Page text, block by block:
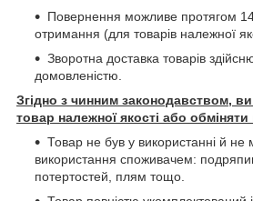
Повернення можливе протягом 14
отримання (для товарів належної
Зворотна доставка товарів
домовленістю.
Згідно з чинним законодавством,
товар належної якості або
Товар не був у використанні й не
використання споживачем:
потертостей, плям тощо.